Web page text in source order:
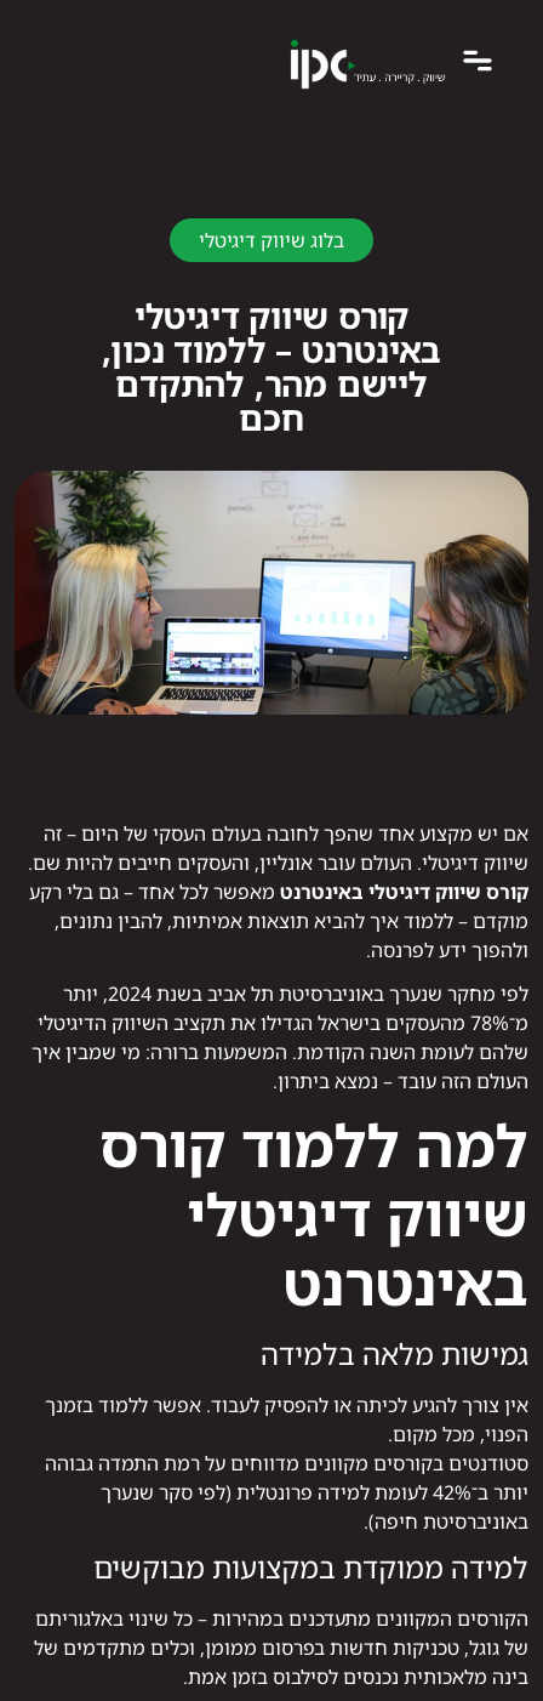
בלוג שיווק דיגיטלי
קורס שיווק דיגיטלי
באינטרנט – ללמוד נכון,
ליישם מהר, להתקדם
חכם
אם יש מקצוע אחד שהפך לחובה בעולם העסקי של היום – זה
שיווק דיגיטלי. העולם עובר אונליין, והעסקים חייבים להיות שם.
קורס שיווק דיגיטלי באינטרנט מאפשר לכל אחד – גם בלי רקע
מוקדם – ללמוד איך להביא תוצאות אמיתיות, להבין נתונים,
ולהפוך ידע לפרנסה.
לפי מחקר שנערך באוניברסיטת תל אביב בשנת 2024, יותר
מ־78% מהעסקים בישראל הגדילו את תקציב השיווק הדיגיטלי
שלהם לעומת השנה הקודמת. המשמעות ברורה: מי שמבין איך
העולם הזה עובד – נמצא ביתרון.
למה ללמוד קורס
שיווק דיגיטלי
באינטרנט
גמישות מלאה בלמידה
אין צורך להגיע לכיתה או להפסיק לעבוד. אפשר ללמוד בזמנך
הפנוי, מכל מקום.
סטודנטים בקורסים מקוונים מדווחים על רמת התמדה גבוהה
יותר ב־42% לעומת למידה פרונטלית (לפי סקר שנערך
באוניברסיטת חיפה).
למידה ממוקדת במקצועות מבוקשים
הקורסים המקוונים מתעדכנים במהירות – כל שינוי באלגוריתם
של גוגל, טכניקות חדשות בפרסום ממומן, וכלים מתקדמים של
בינה מלאכותית נכנסים לסילבוס בזמן אמת.